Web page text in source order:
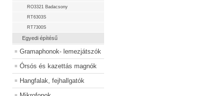
RO3321 Badacsony
RT6303S
RT7300S
Egyedi építésű
Gramaphonok- lemezjátszók
Órsós és kazettás magnók
Hangfalak, fejhallgatók